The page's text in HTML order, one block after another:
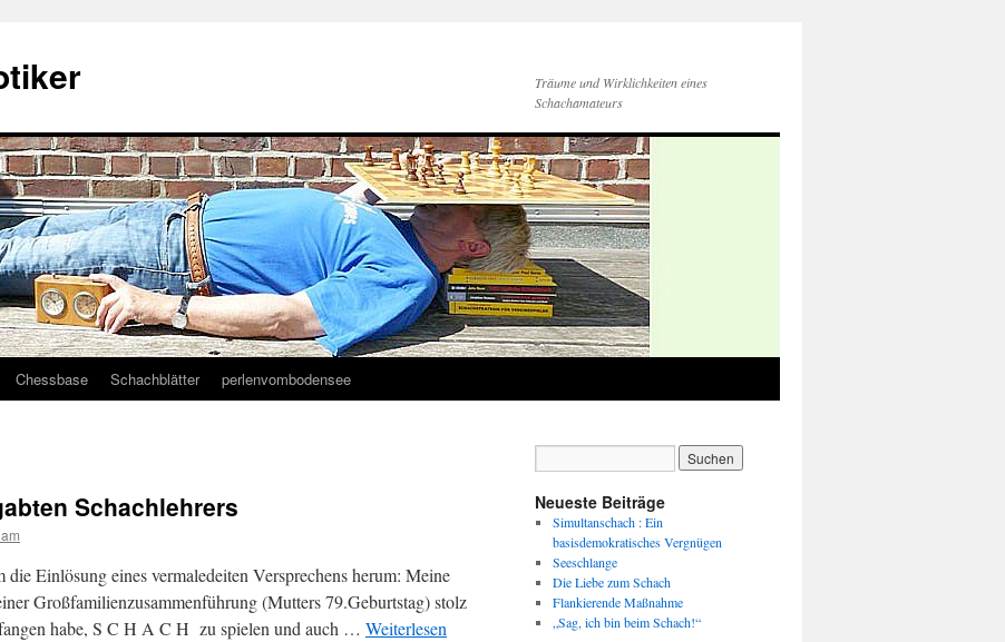
Träume und Wirklichkeiten eines
Schachamateurs
Chessbase Schachblätter perlenvombodensee
Schachlehrers
Einlösung eines vermaledeiten Versprechens herum: Meine
Großfamilienzusammenführung (Mutters 79.Geburtstag) stolz
habe, S C H A C H zu spielen und auch … Weiterlesen
Neueste Beiträge
Simultanschach : Ein
basisdemokratisches Vergnügen
Seeschlange
Die Liebe zum Schach
Flankierende Maßnahme
„Sag, ich bin beim Schach!“